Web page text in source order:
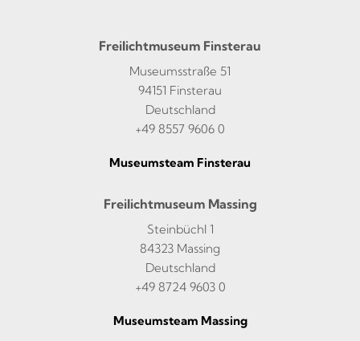
Freilichtmuseum Finsterau
Museumsstraße 51
94151 Finsterau
Deutschland
+49 8557 9606 0
Museumsteam Finsterau
Freilichtmuseum Massing
Steinbüchl 1
84323 Massing
Deutschland
+49 8724 9603 0
Museumsteam Massing